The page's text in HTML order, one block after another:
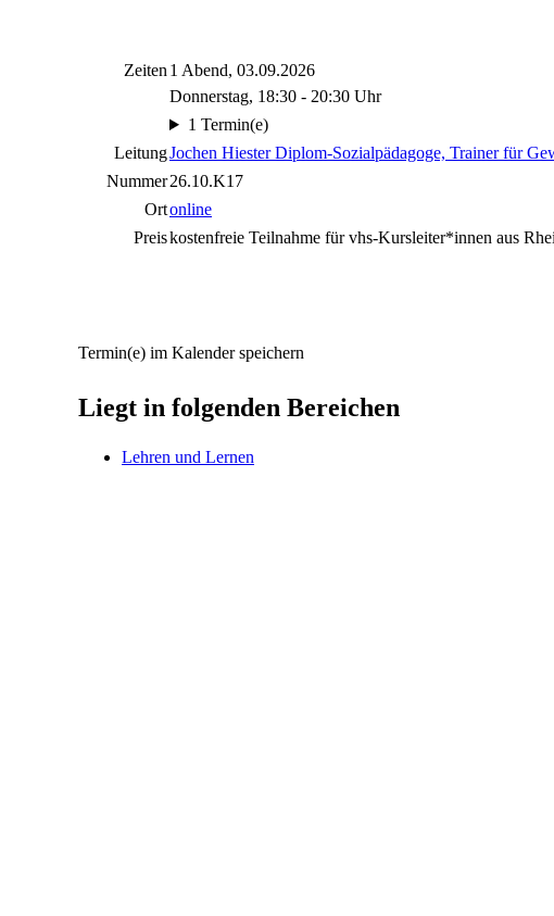
Zeiten 1 Abend, 03.09.2026
Donnerstag, 18:30 - 20:30 Uhr
1 Termin(e)
LeitungJochen Hiester Diplom-Sozialpädagoge, Trainer für
Nummer26.10.K17
Ortonline
Preiskostenfreie Teilnahme für vhs-Kursleiter*innen aus
Termin(e) im Kalender speichern
Liegt in folgenden Bereichen
Lehren und Lernen